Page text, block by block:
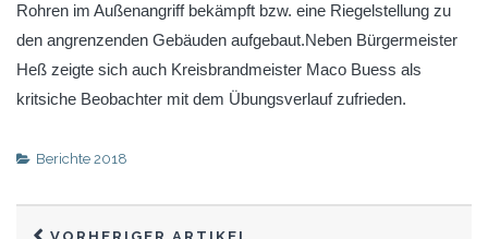
Rohren im Außenangriff bekämpft bzw. eine Riegelstellung zu
den angrenzenden Gebäuden aufgebaut.Neben Bürgermeister
Heß zeigte sich auch Kreisbrandmeister Maco Buess als
kritsiche Beobachter mit dem Übungsverlauf zufrieden.
Berichte 2018